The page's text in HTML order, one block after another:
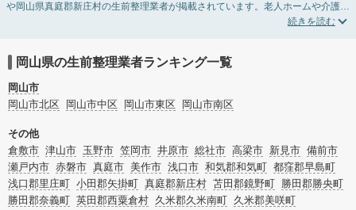
や岡山県真庭郡新庄村の生前整理業者が掲載されています。老人ホームや介護施
設入居に伴う不用品の処分・回収・引き取りから、在宅介護の介護整理や福祉住
などのオプションサービスで絞り込み検索を利用してみましょう。
またお役立ち情報も豊富なので終活でエンディングノートの選び方や、整理整
頓・老前整理・生前整理のコツについてもチェックしてみてください。
岡山県の生前整理業者ランキング一覧
岡山市
岡山市北区
岡山市中区 岡山市東区 岡山市南区
その他
倉敷市 津山市 玉野市 笠岡市 井原市 総社市 高梁市 新見市 備前市
瀬戸内市 赤磐市 真庭市 美作市 浅口市 和気郡和気町 都窪郡早島町
浅口郡里庄町 小田郡矢掛町 真庭郡新庄村 苫田郡鏡野町 勝田郡勝央町
勝田郡奈義町 英田郡西粟倉村 久米郡久米南町 久米郡美咲町